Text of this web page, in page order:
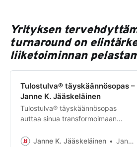
Yrityksen
turnaround on
liiketoiminnan
Tulostulva® täyskäännösopas –
Janne K. Jääskeläinen
Tulostulva® täyskäännösopas
auttaa sinua transformoimaan
Lataa omasi pian!
Janne K. Jääskeläinen Janne K. Jääskeläinen